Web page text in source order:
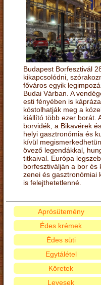
Budapest Borfesztivál
kikapcsolódni,
főváros egyik
Budai Várban. A
esti fényében is
kóstolhatják meg a
kiállító több ezer borát.
borvidék, a Bikavérek
helyi gasztronómia és
kívül
övező legendákkal,
titkaival. Európa
borfesztiválján a bor és
zenei és gasztronómiai
is felejthetetlenné.
Aprósütemény
Édes krémek
Édes süti
Egytálétel
Köretek
Levesek